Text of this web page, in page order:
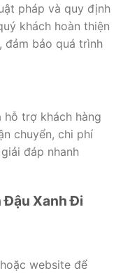
pháp và quy định
khách hoàn thiện
đảm bảo quá trình
hỗ trợ khách hàng
chuyển, chi phí
đáp nhanh
Đậu Xanh Đi
website để